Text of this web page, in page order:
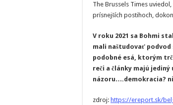
The Brussels Times
prísnejších postihoch,
V roku 2021 sa Bohmi
mali naštudovať podvod
podobné esá, ktorým
reči a články majú
názoru….demokracia?
zdroj: https://ereport.sk/